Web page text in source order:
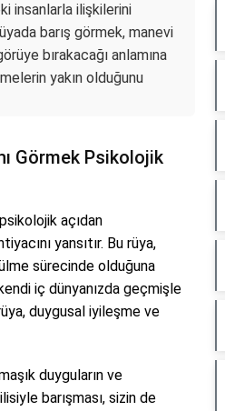
insanlarla ilişkilerini
barış görmek, manevi
bırakacağı anlamına
yakın olduğunu
Görmek Psikolojik
açıdan
yansıtır. Bu rüya,
sürecinde olduğuna
iç dünyanızda geçmişle
duygusal iyileşme ve
duyguların ve
barışması, sizin de